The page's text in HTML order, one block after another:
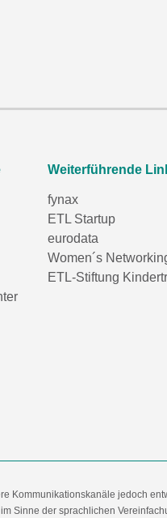
Weiterführende
fynax
ETL Startup
eurodata
Women´s
ETL-Stiftung
Kommunikationskanäle jedoch
der sprachlichen